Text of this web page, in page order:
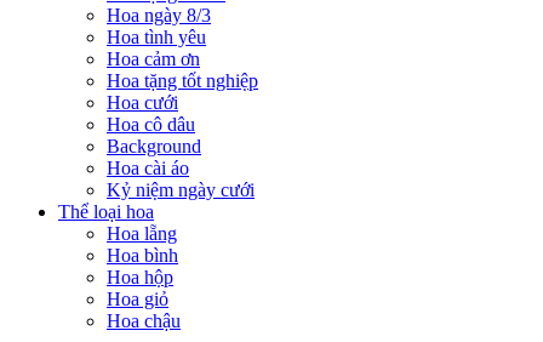
Hoa ngày 8/3
Hoa tình yêu
Hoa cảm ơn
Hoa tặng tốt nghiệp
Hoa cưới
Hoa cô dâu
Background
Hoa cài áo
Kỷ niệm ngày cưới
Thể loại hoa
Hoa lẵng
Hoa bình
Hoa hộp
Hoa giỏ
Hoa chậu